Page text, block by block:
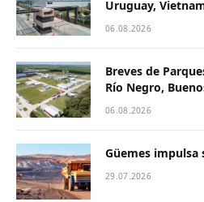
Uruguay,
06.08.2026
Breves de
Río Negro,
06.08.2026
Güemes
29.07.2026